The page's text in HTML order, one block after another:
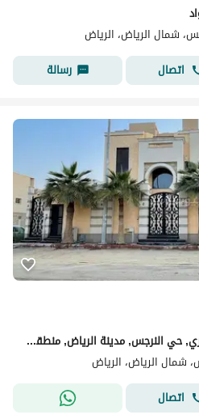
شمال الرياض، الرياض
اتصال رسالة
فيلا للبيع في شارع محمد المنصوري, حي النرجس, مدينة الرياض, منطقة الرياض
شمال الرياض، الرياض
اتصال